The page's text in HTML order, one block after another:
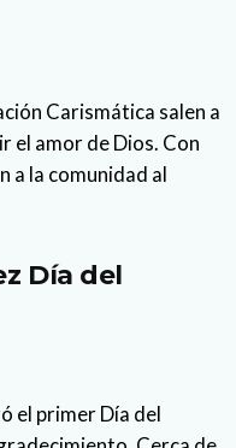
Carismática salen a
el amor de Dios. Con
a la comunidad al
Día del
el primer Día del